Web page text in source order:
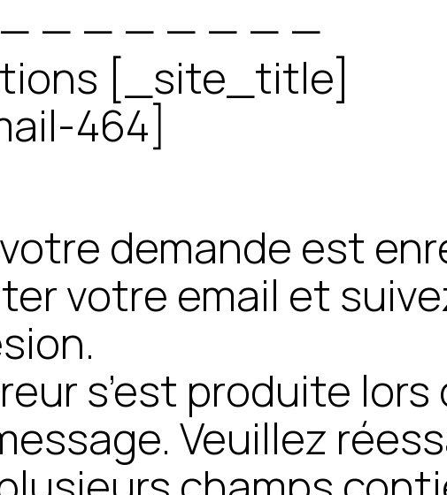
— — — — — — —
[_site_title]
464]
demande est
votre email et
s’est produite
Veuillez